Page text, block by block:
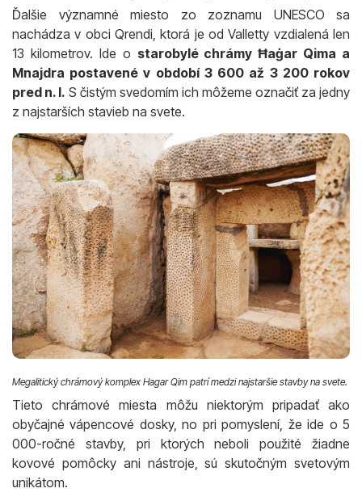
Ďalšie významné miesto zo zoznamu UNESCO sa
nachádza v obci Qrendi, ktorá je od Valletty vzdialená len
13 kilometrov. Ide o starobylé chrámy Ħaġar Qima a
Mnajdra postavené v období 3 600 až 3 200 rokov
pred n. l. S čistým svedomím ich môžeme označiť za jedny
z najstarších stavieb na svete.
Megalitický chrámový komplex Hagar Qim patrí medzi najstaršie stavby na svete.
Tieto chrámové miesta môžu niektorým pripadať ako
obyčajné vápencové dosky, no pri pomyslení, že ide o 5
000-ročné stavby, pri ktorých neboli použité žiadne
kovové pomôcky ani nástroje, sú skutočným svetovým
unikátom.